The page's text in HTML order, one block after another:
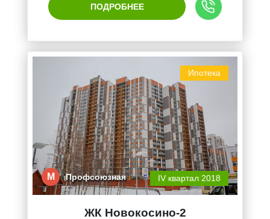
ПОДРОБНЕЕ
Ипотека
М Профсоюзная IV квартал 2018
ЖК Новокосино-2